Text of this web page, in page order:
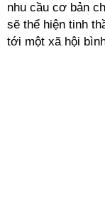
nhu cầu cơ bản
sẽ thể hiện tinh
tới một xã hội